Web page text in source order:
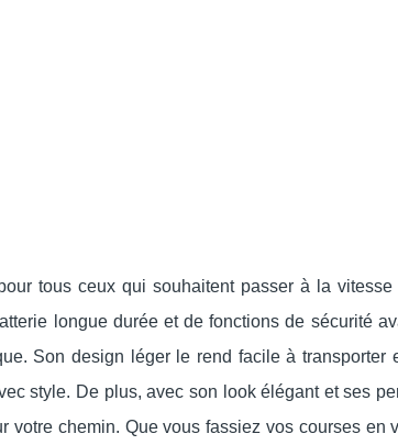
tous ceux qui souhaitent passer à la vitesse
longue durée et de fonctions de sécurité
Son design léger le rend facile à transporter
style. De plus, avec son look élégant et ses
votre chemin. Que vous fassiez vos courses en